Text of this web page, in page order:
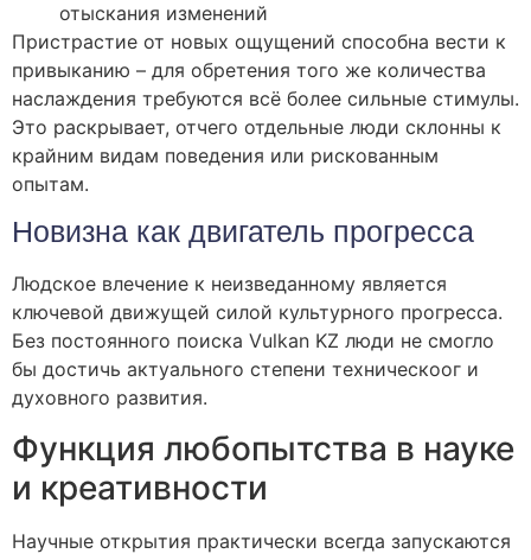
отыскания изменений
Пристрастие от новых ощущений способна вести к
привыканию – для обретения того же количества
наслаждения требуются всё более сильные стимулы.
Это раскрывает, отчего отдельные люди склонны к
крайним видам поведения или рискованным
опытам.
Новизна как двигатель прогресса
Людское влечение к неизведанному является
ключевой движущей силой культурного прогресса.
Без постоянного поиска Vulkan KZ люди не смогло
бы достичь актуального степени техническоог и
духовного развития.
Функция любопытства в науке
и креативности
Научные открытия практически всегда запускаются